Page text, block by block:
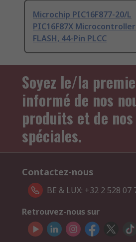
Microchip PIC16F877-20/L
PIC16F87X
FLASH, 44-Pin PLCC
Soyez le/la
informé de nos
produits et de
spéciales.
Contactez-nous
BE & LUX: +32 2 528 07
Retrouvez-nous sur